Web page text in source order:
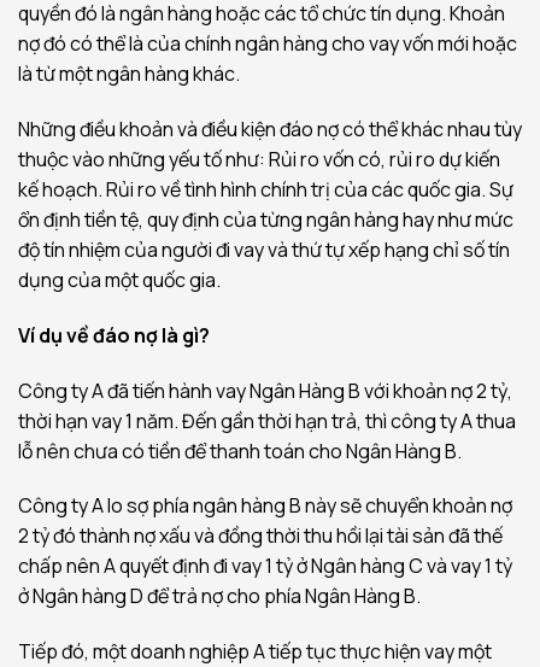
quyền đó là ngân hàng hoặc các tổ chức tín dụng. Khoản
nợ đó có thể là của chính ngân hàng cho vay vốn mới hoặc
là từ một ngân hàng khác.
Những điều khoản và điều kiện đáo nợ có thể khác nhau tùy
thuộc vào những yếu tố như: Rủi ro vốn có, rủi ro dự kiến
kế hoạch. Rủi ro về tình hình chính trị của các quốc gia. Sự
ổn định tiền tệ, quy định của từng ngân hàng hay như mức
độ tín nhiệm của người đi vay và thứ tự xếp hạng chỉ số tín
dụng của một quốc gia.
Ví dụ về đáo nợ là gì?
Công ty A đã tiến hành vay Ngân Hàng B với khoản nợ 2 tỷ,
thời hạn vay 1 năm. Đến gần thời hạn trả, thì công ty A thua
lỗ nên chưa có tiền để thanh toán cho Ngân Hàng B.
Công ty A lo sợ phía ngân hàng B này sẽ chuyển khoản nợ
2 tỷ đó thành nợ xấu và đồng thời thu hồi lại tài sản đã thế
chấp nên A quyết định đi vay 1 tỷ ở Ngân hàng C và vay 1 tỷ
ở Ngân hàng D để trả nợ cho phía Ngân Hàng B.
Tiếp đó, một doanh nghiệp A tiếp tục thực hiện vay một